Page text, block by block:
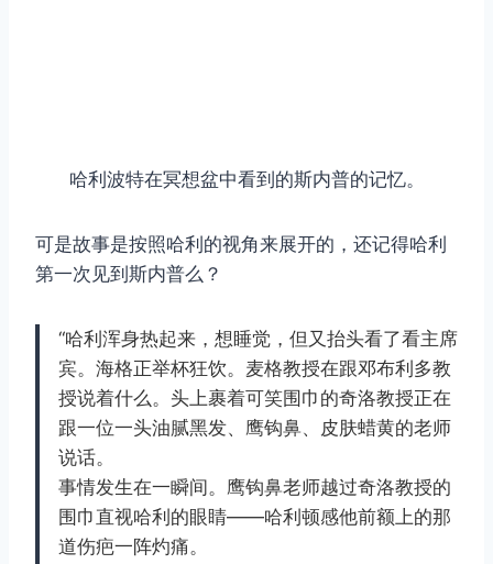
哈利波特在冥想盆中看到的斯内普的记忆。
可是故事是按照哈利的视角来展开的，还记得哈利
第一次见到斯内普么？
“哈利浑身热起来，想睡觉，但又抬头看了看主席
宾。海格正举杯狂饮。麦格教授在跟邓布利多教
授说着什么。头上裹着可笑围巾的奇洛教授正在
跟一位一头油腻黑发、鹰钩鼻、皮肤蜡黄的老师
说话。
事情发生在一瞬间。鹰钩鼻老师越过奇洛教授的
围巾直视哈利的眼睛——哈利顿感他前额上的那
道伤疤一阵灼痛。